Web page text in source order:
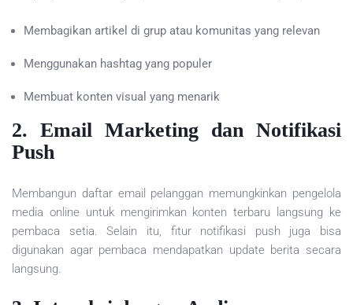
Membagikan artikel di grup atau komunitas yang relevan
Menggunakan hashtag yang populer
Membuat konten visual yang menarik
2. Email Marketing dan Notifikasi
Push
Membangun daftar email pelanggan memungkinkan pengelola
media online untuk mengirimkan konten terbaru langsung ke
pembaca setia. Selain itu, fitur notifikasi push juga bisa
digunakan agar pembaca mendapatkan update berita secara
langsung.